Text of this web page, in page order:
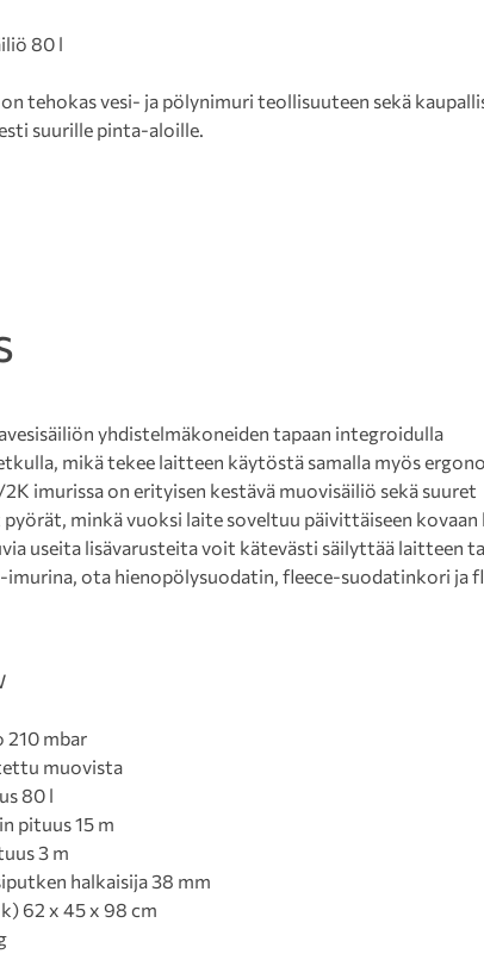
80 l
tehokas vesi- ja pölynimuri teollisuuteen sekä
suurille pinta-aloille.
yhdistelmäkoneiden tapaan integroidulla
mikä tekee laitteen käytöstä samalla myös
imurissa on erityisen kestävä muovisäiliö sekä suuret
minkä vuoksi laite soveltuu päivittäiseen
useita lisävarusteita voit kätevästi säilyttää laitteen
imurina, ota hienopölysuodatin, fleece-suodatinkori ja
210 mbar
muovista
80 l
pituus 15 m
3 m
halkaisija 38 mm
62 x 45 x 98 cm